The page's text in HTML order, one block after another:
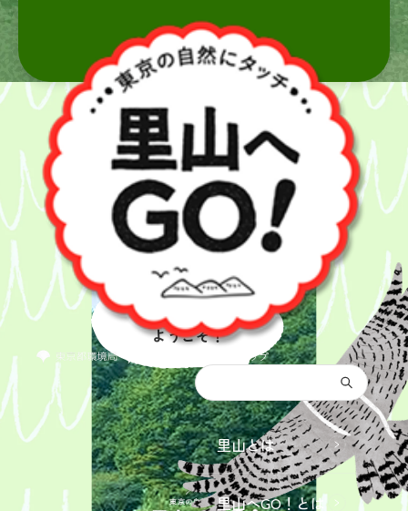
都庁総合トップ
里山とは
里山へGO！とは
里山へ
ようこそ！